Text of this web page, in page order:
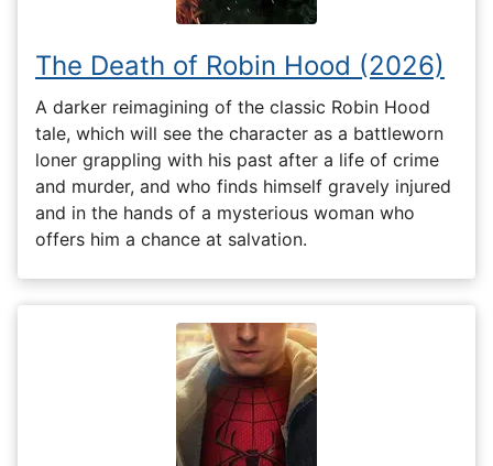
The Death of Robin Hood (2026)
A darker reimagining of the classic Robin Hood
tale, which will see the character as a battleworn
loner grappling with his past after a life of crime
and murder, and who finds himself gravely injured
and in the hands of a mysterious woman who
offers him a chance at salvation.